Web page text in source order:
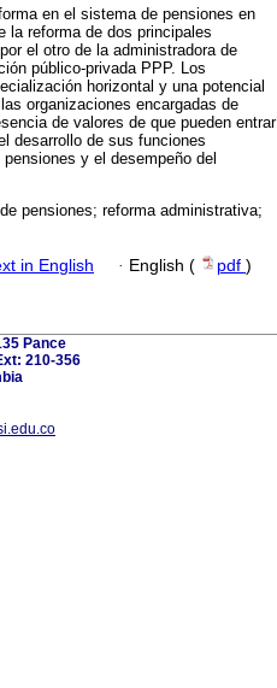
en el sistema de pensiones en
la reforma de dos principales
el otro de la administradora de
público-privada PPP. Los
horizontal y una potencial
organizaciones encargadas de
de valores de que pueden entrar
desarrollo de sus funciones
y el desempeño del
pensiones; reforma administrativa;
in English · English ( pdf )
Pance
210-356